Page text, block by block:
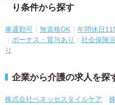
り条件から探す
車通勤可 無資格OK 年間休日
ボーナス・賞与あり
社会保険
り
企業から介護の求人を探
株式会社ベネッセスタイルケア